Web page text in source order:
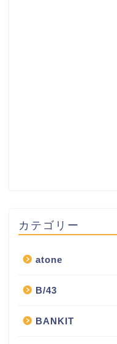
カテゴリー
atone
B/43
BANKIT